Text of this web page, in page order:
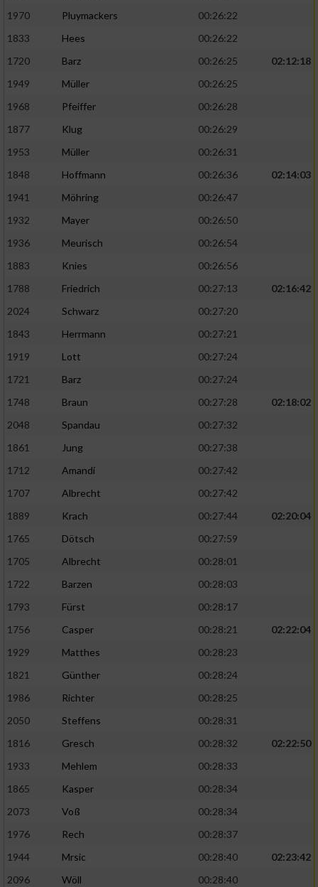
1970
Pluymackers
00:26:22
1833
Hees
00:26:22
1720
Barz 00:26:25
02:12:18
1949
Müller
00:26:25
1968
Pfeiffer
00:26:28
1877
Klug
00:26:29
1953
Müller
00:26:31
1848
Hoffmann 00:26:36
02:14:03
1941
Möhring
00:26:47
1932
Mayer
00:26:50
1936
Meurisch
00:26:54
1883
Knies
00:26:56
1788
Friedrich 00:27:13
02:16:42
2024
Schwarz
00:27:20
1843
Herrmann
00:27:21
1919
Lott
00:27:24
1721
Barz
00:27:24
1748
Braun 00:27:28
02:18:02
2048
Spandau
00:27:32
1861
Jung
00:27:38
1712
Amandi
00:27:42
1707
Albrecht
00:27:42
1889
Krach 00:27:44
02:20:04
1765
Dötsch
00:27:59
1705
Albrecht
00:28:01
1722
Barzen
00:28:03
1793
Fürst
00:28:17
1756
Casper 00:28:21
02:22:04
1929
Matthes
00:28:23
1821
Günther
00:28:24
1986
Richter
00:28:25
2050
Steffens
00:28:31
1816
Gresch 00:28:32
02:22:50
1933
Mehlem
00:28:33
1865
Kasper
00:28:34
2073
Voß
00:28:34
1976
Rech
00:28:37
1944
Mrsic 00:28:40
02:23:42
2096
Wöll
00:28:40